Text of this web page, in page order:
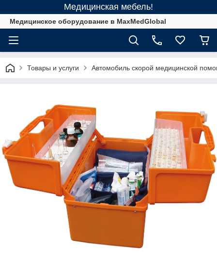
Медицинская мебель!
Медицинское оборудование в MaxMedGlobal
Товары и услуги Автомобиль скорой медицинской